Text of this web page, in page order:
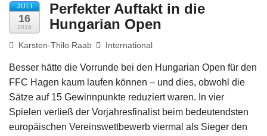
Kontakt
Links
JULI
16
2016
Perfekter Auftakt in die
Hungarian Open
Karsten-Thilo Raab International
Besser hätte die Vorrunde bei den Hungarian Open für den
FFC Hagen kaum laufen können – und dies, obwohl die
Sätze auf 15 Gewinnpunkte reduziert waren. In vier
Spielen verließ der Vorjahresfinalist beim bedeutendsten
europäischen Vereinswettbewerb viermal als Sieger den